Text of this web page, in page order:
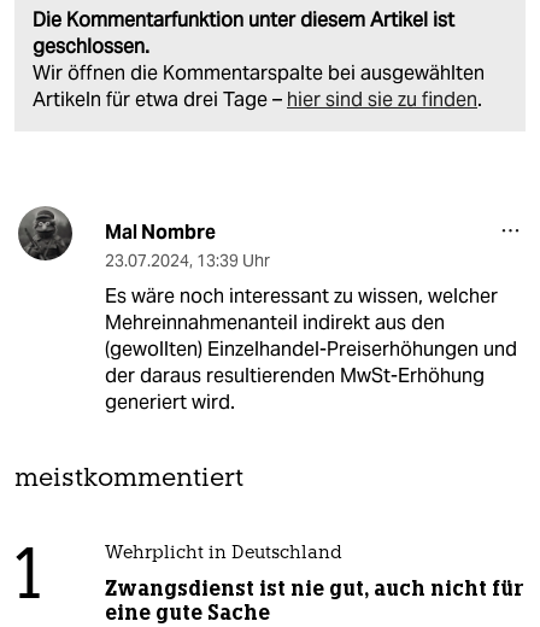
Die Kommentarfunktion unter diesem Artikel ist
geschlossen.
Wir öffnen die Kommentarspalte bei ausgewählten
Artikeln für etwa drei Tage – hier sind sie zu finden.
Mal Nombre
23.07.2024, 13:39 Uhr
Es wäre noch interessant zu wissen, welcher
Mehreinnahmenanteil indirekt aus den
(gewollten) Einzelhandel-Preiserhöhungen und
der daraus resultierenden MwSt-Erhöhung
generiert wird.
meistkommentiert
1 Wehrplicht in Deutschland
Zwangsdienst ist nie gut, auch nicht für
eine gute Sache